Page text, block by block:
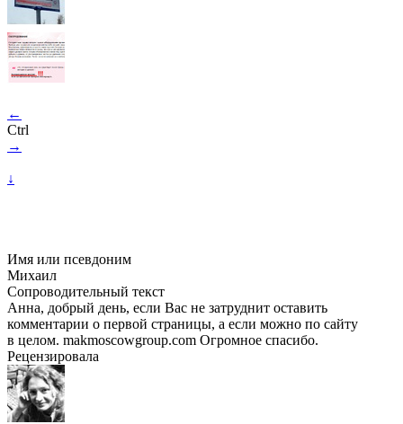
←
Ctrl
→
↓
Имя или псевдоним
Михаил
Сопроводительный текст
Анна, добрый день, если Вас не затруднит оставить
комментарии о первой страницы, а если можно по сайту
в целом. makmoscowgroup.com Огромное спасибо.
Рецензировала